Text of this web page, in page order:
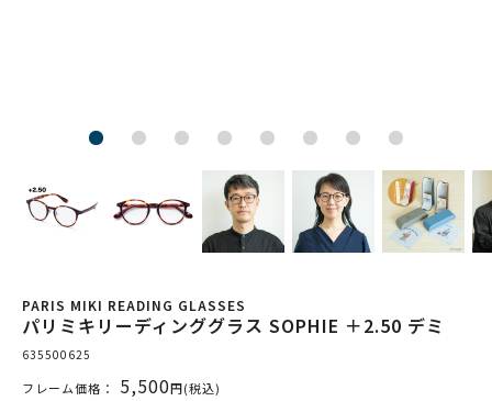
PARIS MIKI READING GLASSES
パリミキリーディンググラス SOPHIE ＋2.50 デミ
635500625
フレーム価格： 5,500円(税込)